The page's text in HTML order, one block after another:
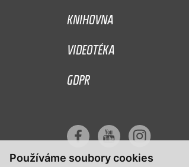
Používáme soubory cookies
KNIHOVNA
VIDEOTÉKA
GDPR